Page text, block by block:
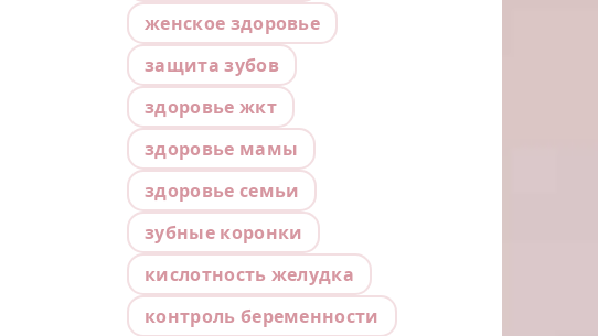
женское здоровье
защита зубов
здоровье жкт
здоровье мамы
здоровье семьи
зубные коронки
кислотность желудка
контроль беременности